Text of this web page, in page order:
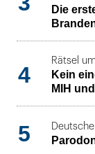
Die
4
Rätsel
Kein
MIH
5